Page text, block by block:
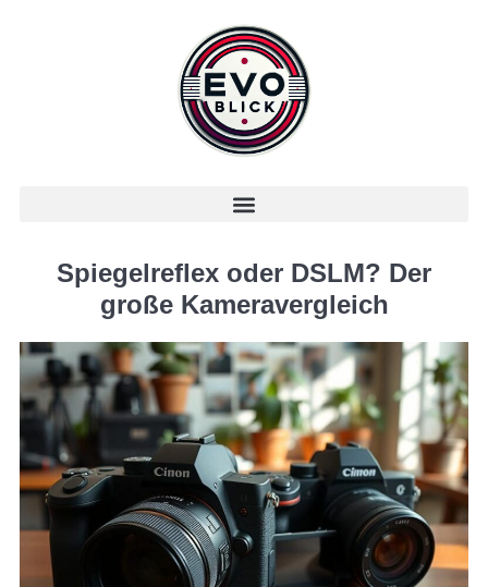
Spiegelreflex oder DSLM? Der
große Kameravergleich